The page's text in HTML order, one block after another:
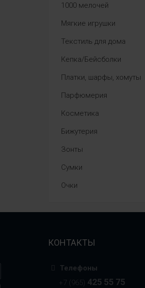
1000 мелочей
Мягкие игрушки
Текстиль для дома
Кепка/Бейсболки
Платки, шарфы, хомуты
Парфюмерия
Косметика
Бижутерия
Зонты
Сумки
Очки
КОНТАКТЫ
Телефоны
+7 (965) 425 55 75